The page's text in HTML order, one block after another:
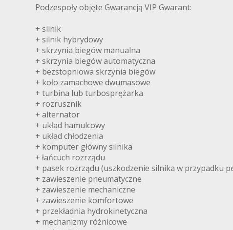
Podzespoły objęte Gwarancją VIP Gwarant:
+ silnik
+ silnik hybrydowy
+ skrzynia biegów manualna
+ skrzynia biegów automatyczna
+ bezstopniowa skrzynia biegów
+ koło zamachowe dwumasowe
+ turbina lub turbosprężarka
+ rozrusznik
+ alternator
+ układ hamulcowy
+ układ chłodzenia
+ komputer główny silnika
+ łańcuch rozrządu
+ pasek rozrządu (uszkodzenie silnika w przypadku
+ zawieszenie pneumatyczne
+ zawieszenie mechaniczne
+ zawieszenie komfortowe
+ przekładnia hydrokinetyczna
+ mechanizmy różnicowe